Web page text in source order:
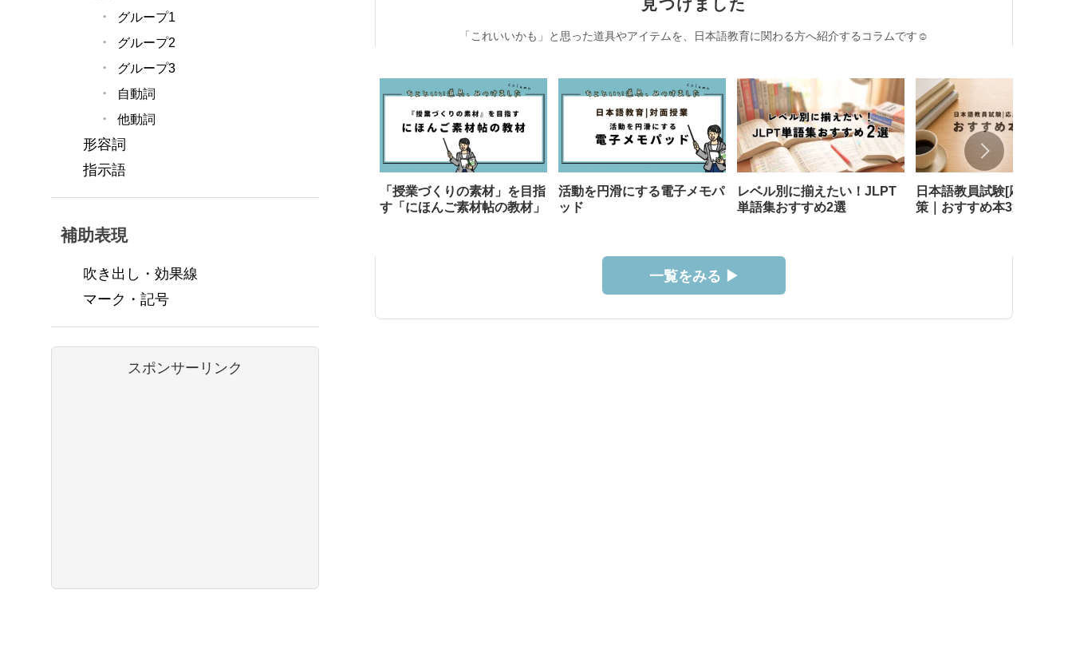
見つけました
「これいいかも」と思った道具やアイテムを、日本語教育に関わる方へ紹介するコラムです☺︎
「授業づくりの素材」を目指
す「にほんご素材帖の教材」
活動を円滑にする電子メモパ
ッド
レベル別に揃えたい！JLPT
単語集おすすめ2選
日本語教員試験[応用試験]
策｜おすすめ本3選
一覧をみる ▶︎
グループ1
グループ2
グループ3
自動詞
他動詞
形容詞
指示語
補助表現
吹き出し・効果線
マーク・記号
スポンサーリンク